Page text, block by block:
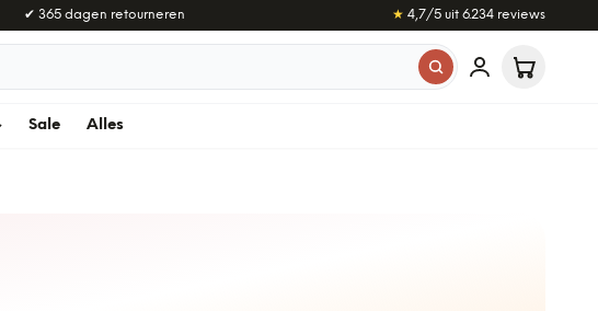
✔ 365 dagen retourneren ★ 4,7/5 uit 6.234reviews
Sale Alles